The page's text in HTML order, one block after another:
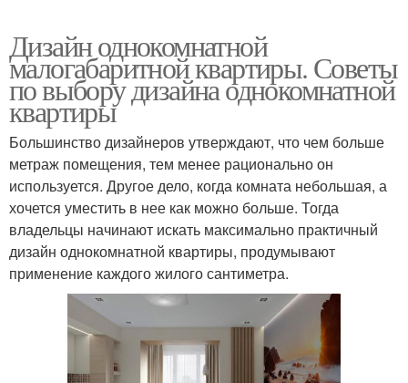
Дизайн однокомнатной
малогабаритной квартиры. Советы
по выбору дизайна однокомнатной
квартиры
Большинство дизайнеров утверждают, что чем больше
метраж помещения, тем менее рационально он
используется. Другое дело, когда комната небольшая, а
хочется уместить в нее как можно больше. Тогда
владельцы начинают искать максимально практичный
дизайн однокомнатной квартиры, продумывают
применение каждого жилого сантиметра.